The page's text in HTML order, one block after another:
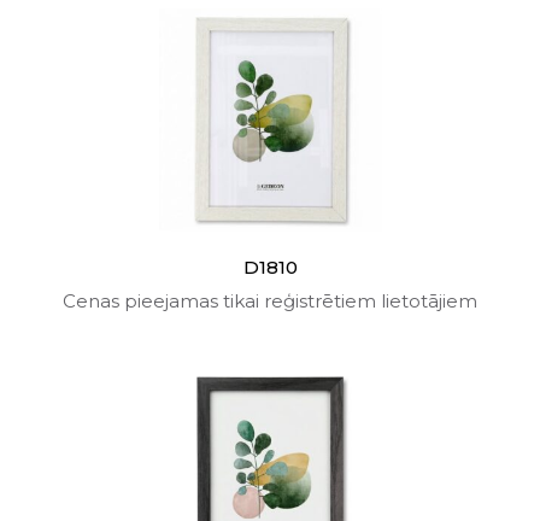
D1810
Cenas pieejamas tikai reģistrētiem lietotājiem